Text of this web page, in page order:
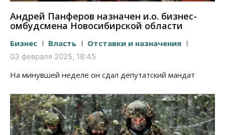
Андрей Панферов назначен и.о. бизнес-
омбудсмена Новосибирской области
Бизнес Власть Отставки и назначения
03 февраля 2025, 18:45
На минувшей неделе он сдал депутатский мандат